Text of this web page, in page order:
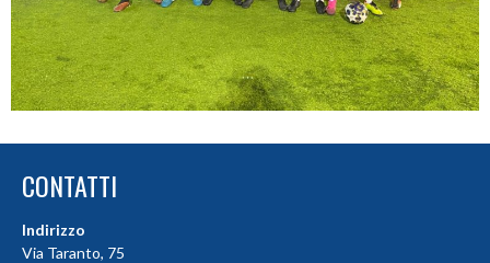
CONTATTI
Indirizzo
Via Taranto, 75